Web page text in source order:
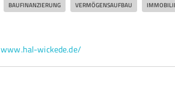
BAUFINANZIERUNG VERMÖGENSAUFBAU
www.hal-wickede.de/